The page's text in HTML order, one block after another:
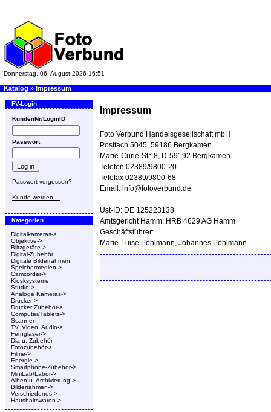
Donnerstag, 06. August 2026 16:51
Katalog » Impressum
FV-Login
KundenNr/LoginID
Passwort
Passwort vergessen?
Kunde werden ...
Kategorien
Digitalkameras->
Objektive->
Blitzgeräte->
Digital-Zubehör
Digitale Bilderrahmen
Speichermedien->
Camcorder->
Kiosksysteme
Studio->
Analoge Kameras->
Drucker->
Drucker Zubehör->
Computer/Tablets->
Scanner
TV, Video, Audio->
Ferngläser->
Dia u. Zubehör
Fotozubehör->
Filme->
Energie->
Smartphone-Zubehör->
MiniLab/Labor->
Alben u. Archivierung->
Bilderrahmen->
Verschiedenes->
Haushaltswaren->
Impressum
Foto Verbund Handelsgesellschaft mbH
Postfach 5045, 59186 Bergkamen
Marie-Curie-Str. 8, D-59192 Bergkamen
Telefon 02389/9800-20
Telefax 02389/9800-68
Email: info@fotoverbund.de
Ust-ID: DE 125223138
Amtsgericht Hamm: HRB 4629 AG Hamm
Geschäftsführer:
Marie-Luise Pohlmann, Johannes Pohlmann